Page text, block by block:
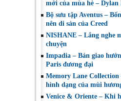
mới của mùa hè –
Bộ sưu tập Aventus –
nên di sản của Creed
NISHANE – Lắng nghe
chuyện
Impadia – Bản giao
Paris đương đại
Memory Lane
hình dạng của mùi
Venice & Oriente – Khi